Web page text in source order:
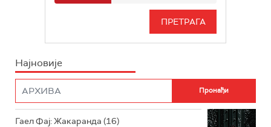
РАДИО БЕОГРАД 3
РАДИО РОКЕНРОЛЕР
ИНФО
Најновије
Гаел Фај: Жакаранда (16)